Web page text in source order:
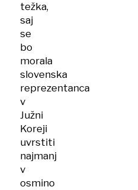
težka,
saj
se
bo
morala
slovenska
reprezentanca
v
Južni
Koreji
uvrstiti
najmanj
v
osmino